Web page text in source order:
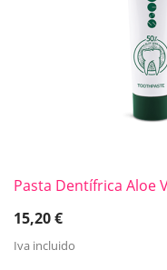
Pasta Dentífrica Aloe
15,20€
Iva incluido